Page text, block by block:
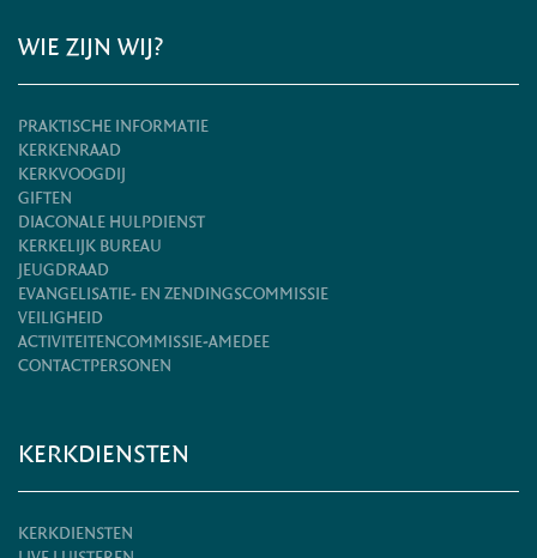
WIE ZIJN WIJ?
PRAKTISCHE INFORMATIE
KERKENRAAD
KERKVOOGDIJ
GIFTEN
DIACONALE HULPDIENST
KERKELIJK BUREAU
JEUGDRAAD
EVANGELISATIE- EN ZENDINGSCOMMISSIE
VEILIGHEID
ACTIVITEITENCOMMISSIE-AMEDEE
CONTACTPERSONEN
KERKDIENSTEN
KERKDIENSTEN